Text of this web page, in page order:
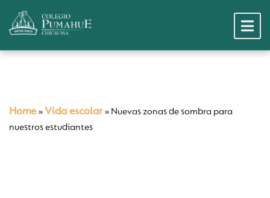
Home » Vida escolar» Nuevas zonas de sombra para
nuestros estudiantes